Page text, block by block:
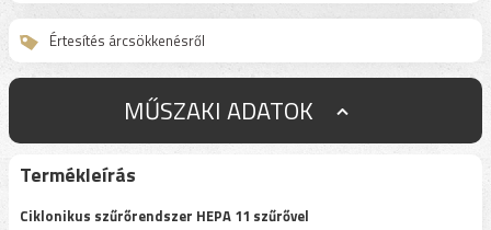
Értesítés árcsökkenésről
MŰSZAKI ADATOK
Termékleírás
Ciklonikus szűrőrendszer HEPA 11 szűrővel